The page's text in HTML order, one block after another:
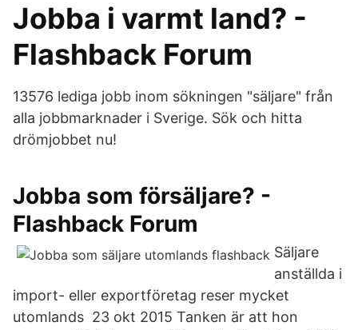
Jobba i varmt land? -
Flashback Forum
13576 lediga jobb inom sökningen "säljare" från
alla jobbmarknader i Sverige. Sök och hitta
drömjobbet nu!
Jobba som försäljare? -
Flashback Forum
Säljare
anställda i
import- eller exportföretag reser mycket
utomlands 23 okt 2015 Tanken är att hon